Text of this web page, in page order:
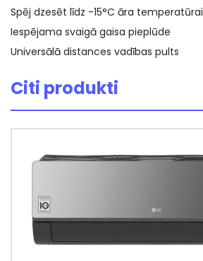
Spēj dzesēt līdz -15°C āra temperatūrai
Iespējama svaigā gaisa pieplūde
Universālā distances vadības pults
Citi produkti